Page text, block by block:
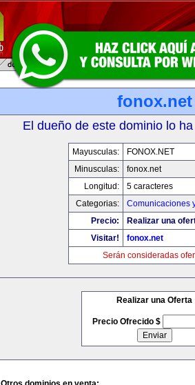
fonox.net
El dueño de este dominio lo
Mayusculas:
FONOX.NET
Minusculas:
fonox.net
Longitud:
5 caracteres
Categorias:
Comunicaciones
Precio:
Realizar una
Visitar!
fonox.net
Serán consideradas
Realizar una Oferta
Precio Ofrecido $